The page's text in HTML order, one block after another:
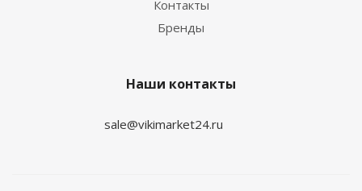
Контакты
Бренды
Наши контакты
sale@vikimarket24.ru